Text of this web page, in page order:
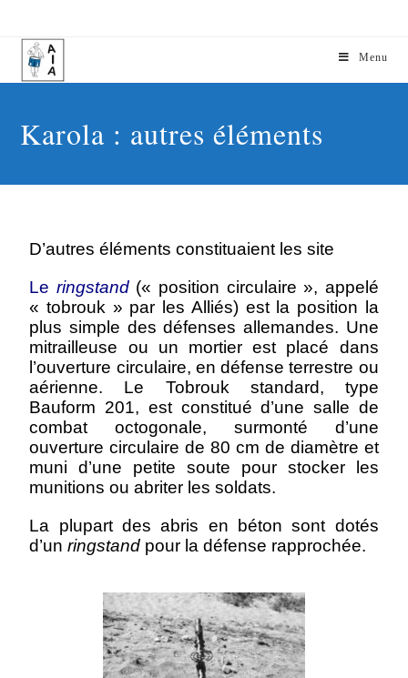
Menu
Karola : autres éléments
D’autres éléments constituaient les site
Le ringstand (« position circulaire », appelé
« tobrouk » par les Alliés) est la position la
plus simple des défenses allemandes. Une
mitrailleuse ou un mortier est placé dans
l’ouverture circulaire, en défense terrestre ou
aérienne.
Le Tobrouk standard, type
Bauform 201, est constitué d’une salle de
combat octogonale, surmonté d’une
ouverture circulaire de 80 cm de diamètre et
muni d’une petite soute pour stocker les
munitions ou abriter les soldats.
La plupart des abris en béton sont dotés
d’unringstand pour la défense rapprochée.